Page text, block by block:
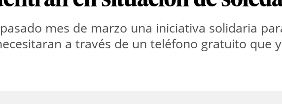
mes de marzo una iniciativa solidaria
a través de un teléfono gratuito que